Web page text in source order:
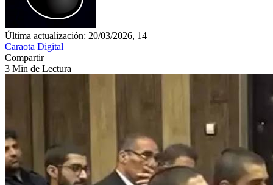
Última actualización: 20/03/2026, 14
Caraota Digital
Compartir
3 Min de Lectura